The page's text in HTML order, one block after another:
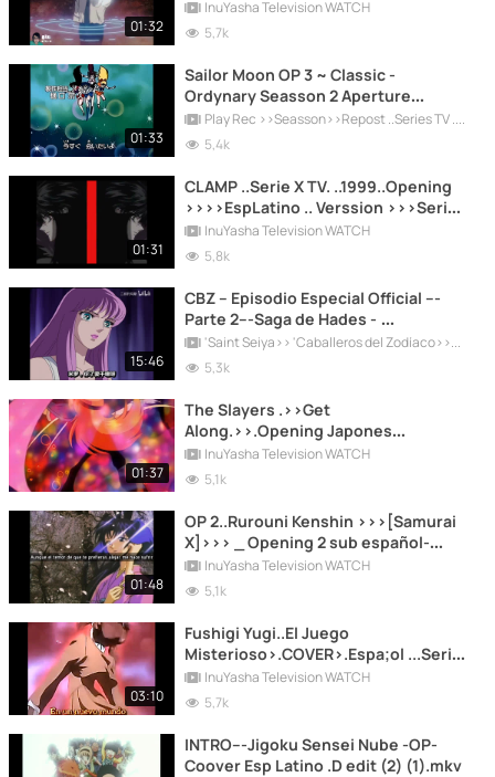
01:32
TV>>HDTV
InuYasha Television WATCH
5,7k
01:33
Sailor Moon OP 3 ~ Classic -
Ordynary Seasson 2 Aperture
..SIRIKK TV 1080p HD.mp4
Play Rec >>Seasson>>Repost ..Series TV ...Programas de TV ...
5,4k
01:31
CLAMP ..Serie X TV. ..1999..Opening
>>>>EspLatino .. Verssion >>>Serie
tv .mkv
InuYasha Television WATCH
5,8k
15:46
CBZ -- Episodio Especial Official ---
Parte 2---Saga de Hades -
HDSTV.mp4
'Saint Seiya>> 'Caballeros del Zodíaco>>SerieTV.OVA..Films..Extras
5,3k
01:37
The Slayers .>>Get
Along.>>.Opening Japones
Official...1080 4K
InuYasha Television WATCH
5,1k
01:48
OP 2..Rurouni Kenshin >>>[Samurai
X]>>> _ Opening 2 sub español-
(1080p) (1).mp4
InuYasha Television WATCH
5,1k
03:10
Fushigi Yugi..El Juego
Misterioso>.COVER>.Espa;ol ...Serie
TV ... ..mp4
InuYasha Television WATCH
5,7k
INTRO---Jigoku Sensei Nube -OP-
Coover Esp Latino .D edit (2) (1).mkv